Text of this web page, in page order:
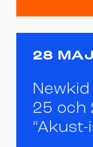
28
25 och
“Akust-